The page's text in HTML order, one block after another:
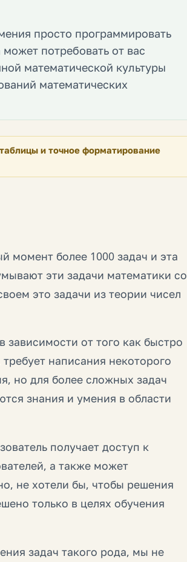
просто программировать
потребовать от вас
математической культуры
математических
и точное форматирование
момент более 1000 задач и эта
эти задачи математики со
это задачи из теории чисел
зависимости от того как быстро
написания некоторого
но для более сложных задач
знания и умения в области
получает доступ к
а также может
не хотели бы, чтобы решения
только в целях обучения
задач такого рода, мы не